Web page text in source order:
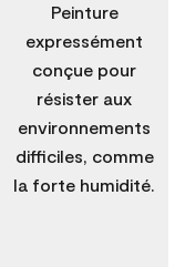
Peinture
expressément
conçue pour
résister aux
environnements
difficiles, comme
la forte humidité.